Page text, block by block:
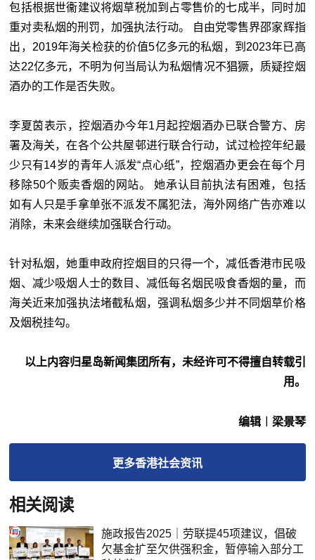
包括根据世衞建议将烟草税加到占零售价的七成半，同时加
重对卖私烟的刑罚，加强执法行动。 自由党零售界邵家辉指
出，2019年海关检获的价值5亿多元的私烟，到2023年已高
达22亿多元，不明为何当局认为私烟情况不猖獗，质疑控烟
酒办的工作是否失败。
李夏茵表示，控烟酒办今年1月起控烟酒办已联合警方、房
署及海关，在各个公共屋邨进行联合行动，试过检控年纪最
少只有14岁的青年人派发“点心纸”，控烟酒办更会在每个月
移除50个贩卖香烟的网站。 她承认目前执法有困难，包括
如有人只是手拿单张不派发不属犯法，海外网络广告亦难以
消除，未来会继续加强联合行动。
针对私烟，她重申政府控烟目的只得一个，减低香港市民吸
烟、减少吸烟人士的数目、减低每名烟民吸食香烟的量，而
海关近来加强执法堵截私烟，强调私烟多少并不同烟草价格
及烟税挂勾。
以上内容归星岛新闻集团所有，未经许可不得擅自转载引
用。
编辑︱梁景琴
更多香港社会资讯
相关阅读
施政报告2025｜劳联提45项建议，倡破
欠基金扩至欠供强积金，暂停输入部分工